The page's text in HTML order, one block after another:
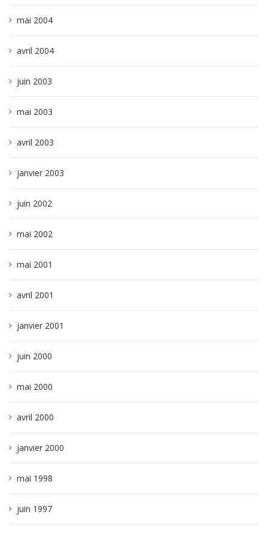
mai 2004
avril 2004
juin 2003
mai 2003
avril 2003
janvier 2003
juin 2002
mai 2002
mai 2001
avril 2001
janvier 2001
juin 2000
mai 2000
avril 2000
janvier 2000
mai 1998
juin 1997